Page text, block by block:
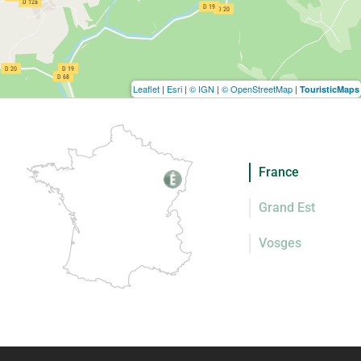
Leaflet | Esri | © IGN | © OpenStreetMap | TouristicMaps
France
Grand Est
Vosges